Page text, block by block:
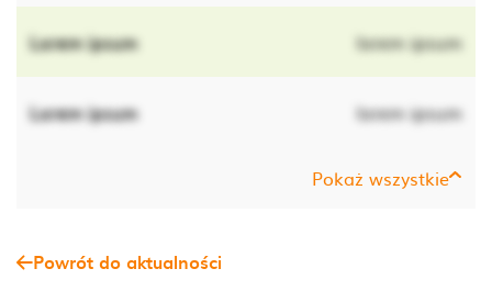
Lorem ipsum lorem ipsum
Lorem ipsum lorem ipsum
Pokaż wszystkie
Powrót do aktualności